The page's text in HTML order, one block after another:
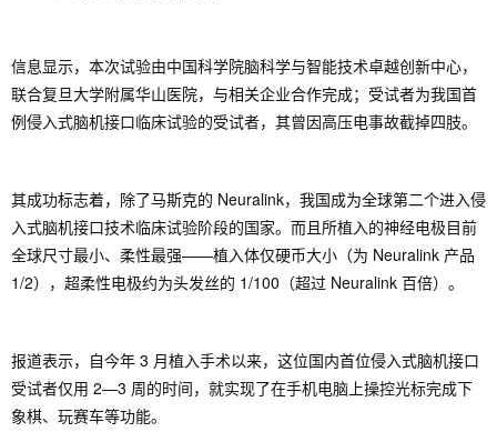
信息显示，本次试验由中国科学院脑科学与智能技术卓越创新中心，
联合复旦大学附属华山医院，与相关企业合作完成；受试者为我国首
例侵入式脑机接口临床试验的受试者，其曾因高压电事故截掉四肢。
其成功标志着，除了马斯克的 Neuralink，我国成为全球第二个进入侵
入式脑机接口技术临床试验阶段的国家。而且所植入的神经电极目前
全球尺寸最小、柔性最强——植入体仅硬币大小（为 Neuralink 产品
1/2），超柔性电极约为头发丝的 1/100（超过 Neuralink 百倍）。
报道表示，自今年 3 月植入手术以来，这位国内首位侵入式脑机接口
受试者仅用 2—3 周的时间，就实现了在手机电脑上操控光标完成下
象棋、玩赛车等功能。